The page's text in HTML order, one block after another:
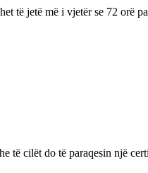
të jetë më i vjetër se 72 orë
të cilët do të paraqesin një